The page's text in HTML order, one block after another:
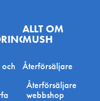
ALLT OM
MUSH
Återförsäljare
Återförsäljare
webbshop